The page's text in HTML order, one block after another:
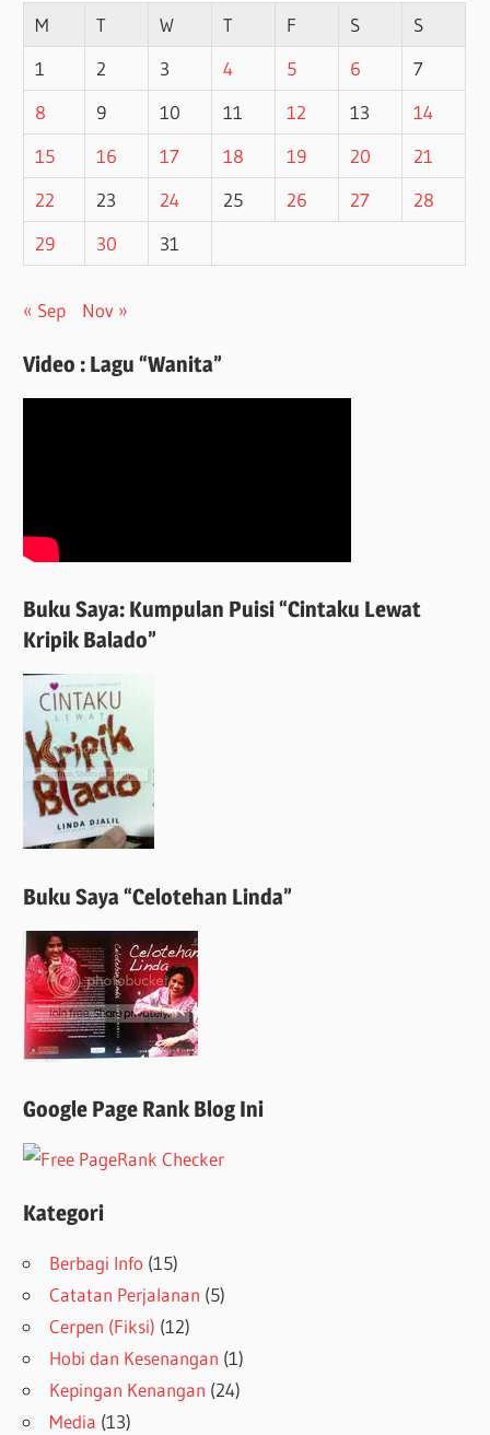
M
T W T F S
S
1
2 3 4 5 6
7
8
9 10 11 12 13
14
15
16 17 18 19 20
21
22
23 24 25 26 27
28
29
30 31
« Sep Nov »
Video : Lagu “Wanita”
Buku Saya: Kumpulan Puisi “Cintaku Lewat
Kripik Balado”
Buku Saya “Celotehan Linda”
Google Page Rank Blog Ini
Kategori
Berbagi Info (15)
Catatan Perjalanan (5)
Cerpen (Fiksi) (12)
Hobi dan Kesenangan (1)
Kepingan Kenangan (24)
Media (13)